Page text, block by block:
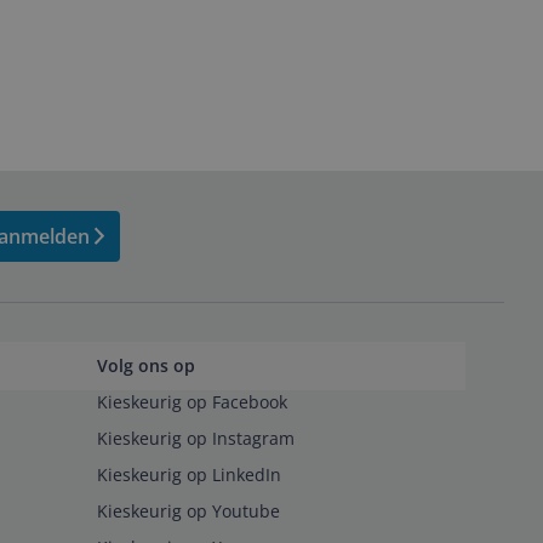
Volg ons op
Kieskeurig op Facebook
Kieskeurig op Instagram
Kieskeurig op LinkedIn
Kieskeurig op Youtube